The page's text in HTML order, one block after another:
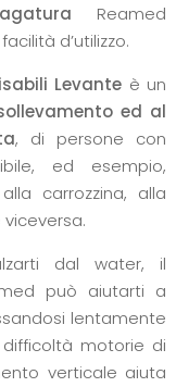
Reamed
d’utilizzo.
Levante è un
ed al
, di persone con
ed esempio,
carrozzina, alla
dal water, il
può aiutarti a
lentamente
motorie di
verticale aiuta